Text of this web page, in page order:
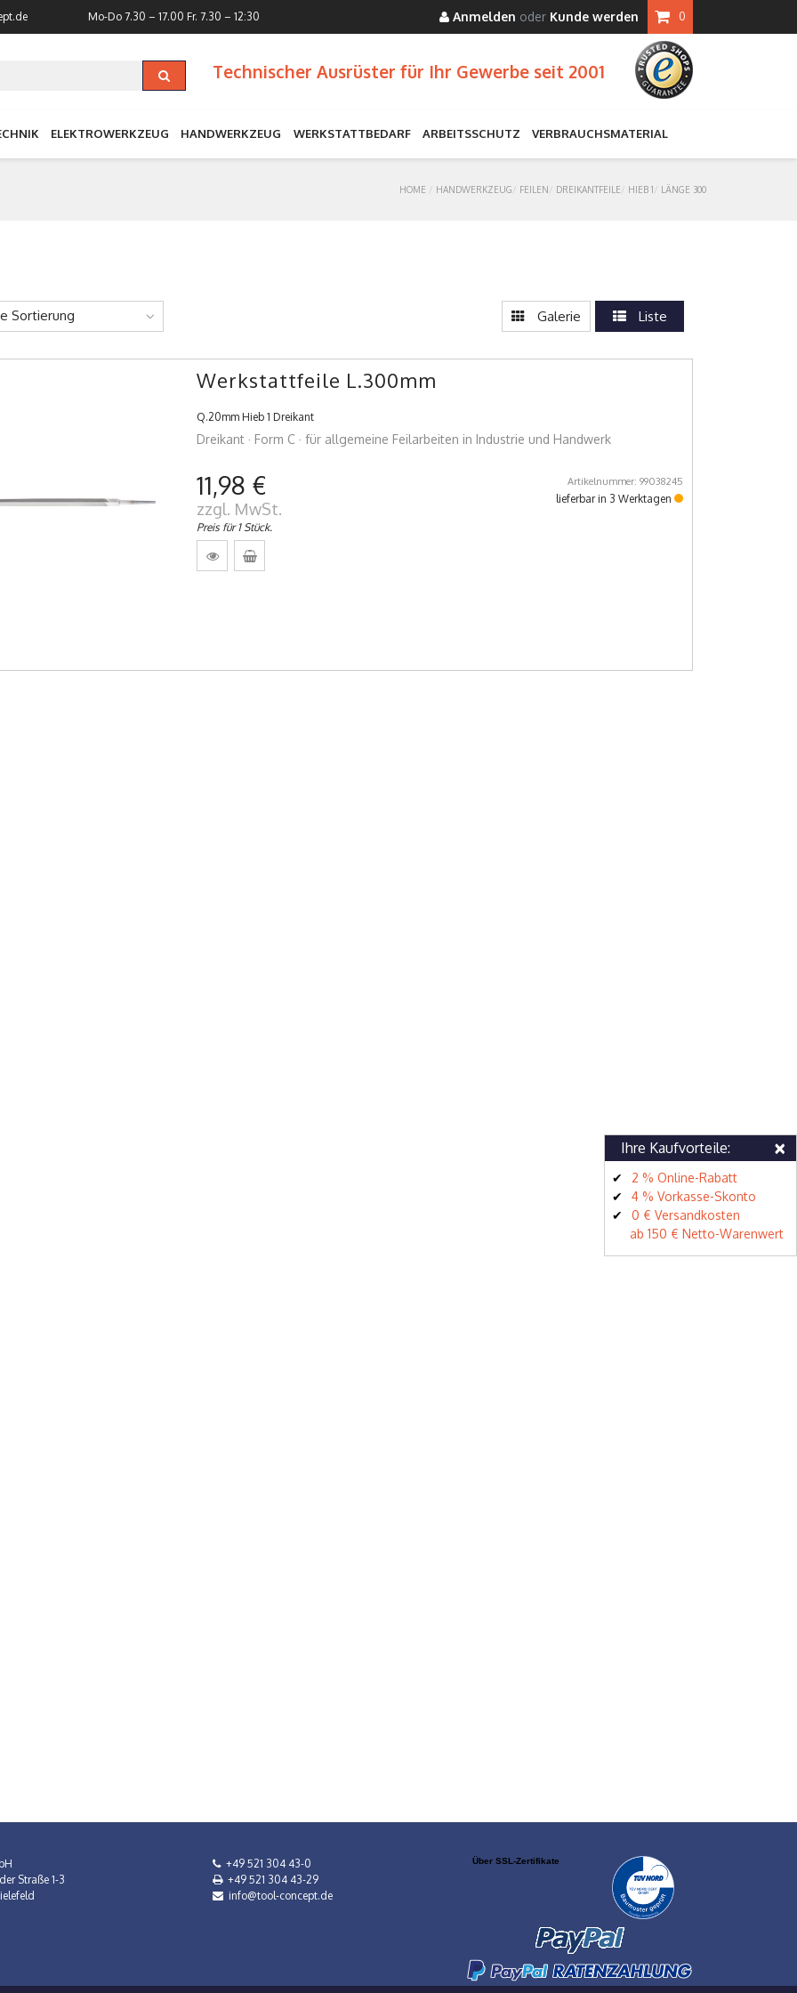
Mo-Do 7.30 – 17.00 Fr. 7.30 – 12:30 Anmelden oder Kunde werden 0
Technischer Ausrüster für Ihr Gewerbe seit 2001
ELEKTROWERKZEUG HANDWERKZEUG WERKSTATTBEDARF ARBEITSSCHUTZ VERBRAUCHSMATERIAL
HOME HANDWERKZEUG FEILEN DREIKANTFEILE HIEB 1 LÄNGE 300
Sortierung Galerie Liste
Werkstattfeile L.300mm
Q.20mm Hieb 1 Dreikant
Dreikant · Form C · für allgemeine Feilarbeiten in Industrie und Handwerk
11,98 €
zzgl. MwSt.
Preis für 1 Stück.
Artikelnummer: 99038245
lieferbar in 3 Werktagen
Straße 1-3
+49 521 304 43-0
+49 521 304 43-29
info@tool-concept.de
Über SSL-Zertifikate
Ihre Kaufvorteile: ×
2 % Online-Rabatt
4 % Vorkasse-Skonto
0 € Versandkosten
ab 150 € Netto-Warenwert